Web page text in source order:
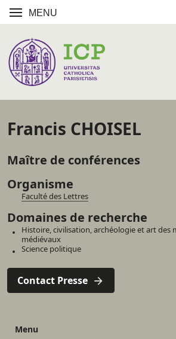
MENU
Francis CHOISEL
Maître de conférences
Organisme
Faculté des Lettres
Domaines de recherche
Histoire, civilisation, archéologie et art des
médiévaux
Science politique
Contact Presse
Menu